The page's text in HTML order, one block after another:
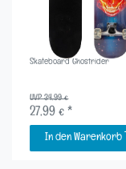
Skateboard Ghostrider
UVP 34,99 €
27,99 € *
In den Warenkorb